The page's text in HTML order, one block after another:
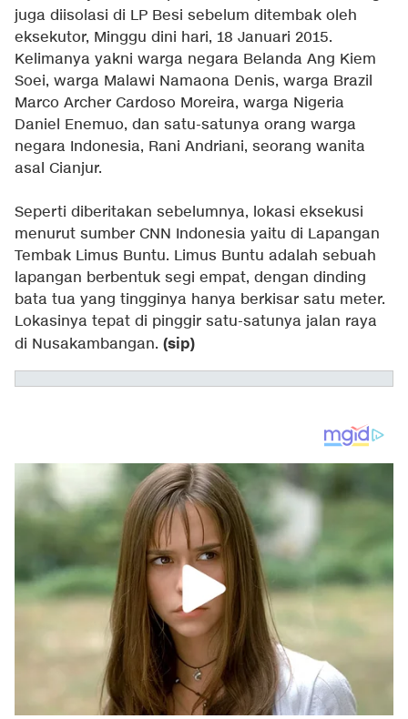
juga diisolasi di LP Besi sebelum ditembak oleh
eksekutor, Minggu dini hari, 18 Januari 2015.
Kelimanya yakni warga negara Belanda Ang Kiem
Soei, warga Malawi Namaona Denis, warga Brazil
Marco Archer Cardoso Moreira, warga Nigeria
Daniel Enemuo, dan satu-satunya orang warga
negara Indonesia, Rani Andriani, seorang wanita
asal Cianjur.
Seperti diberitakan sebelumnya, lokasi eksekusi
menurut sumber CNN Indonesia yaitu di Lapangan
Tembak Limus Buntu. Limus Buntu adalah sebuah
lapangan berbentuk segi empat, dengan dinding
bata tua yang tingginya hanya berkisar satu meter.
Lokasinya tepat di pinggir satu-satunya jalan raya
di Nusakambangan. (sip)